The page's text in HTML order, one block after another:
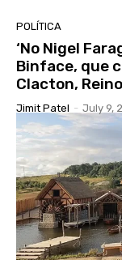
POLÍTICA
‘No Nigel
Binface, que
Clacton,
Jimit Patel - July 9,